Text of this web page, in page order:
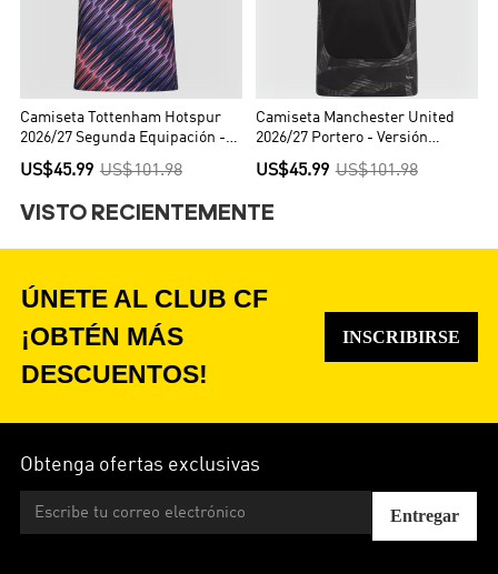
Camiseta Tottenham Hotspur
2026/27 Segunda Equipación -
Versión Hincha
US$45.99 US$101.98
Camiseta Manchester United
2026/27 Portero - Versión
Hincha
US$45.99 US$101.98
VISTO RECIENTEMENTE
ÚNETE AL CLUB CF
¡OBTÉN MÁS
DESCUENTOS!
INSCRIBIRSE
Obtenga ofertas exclusivas
Entregar